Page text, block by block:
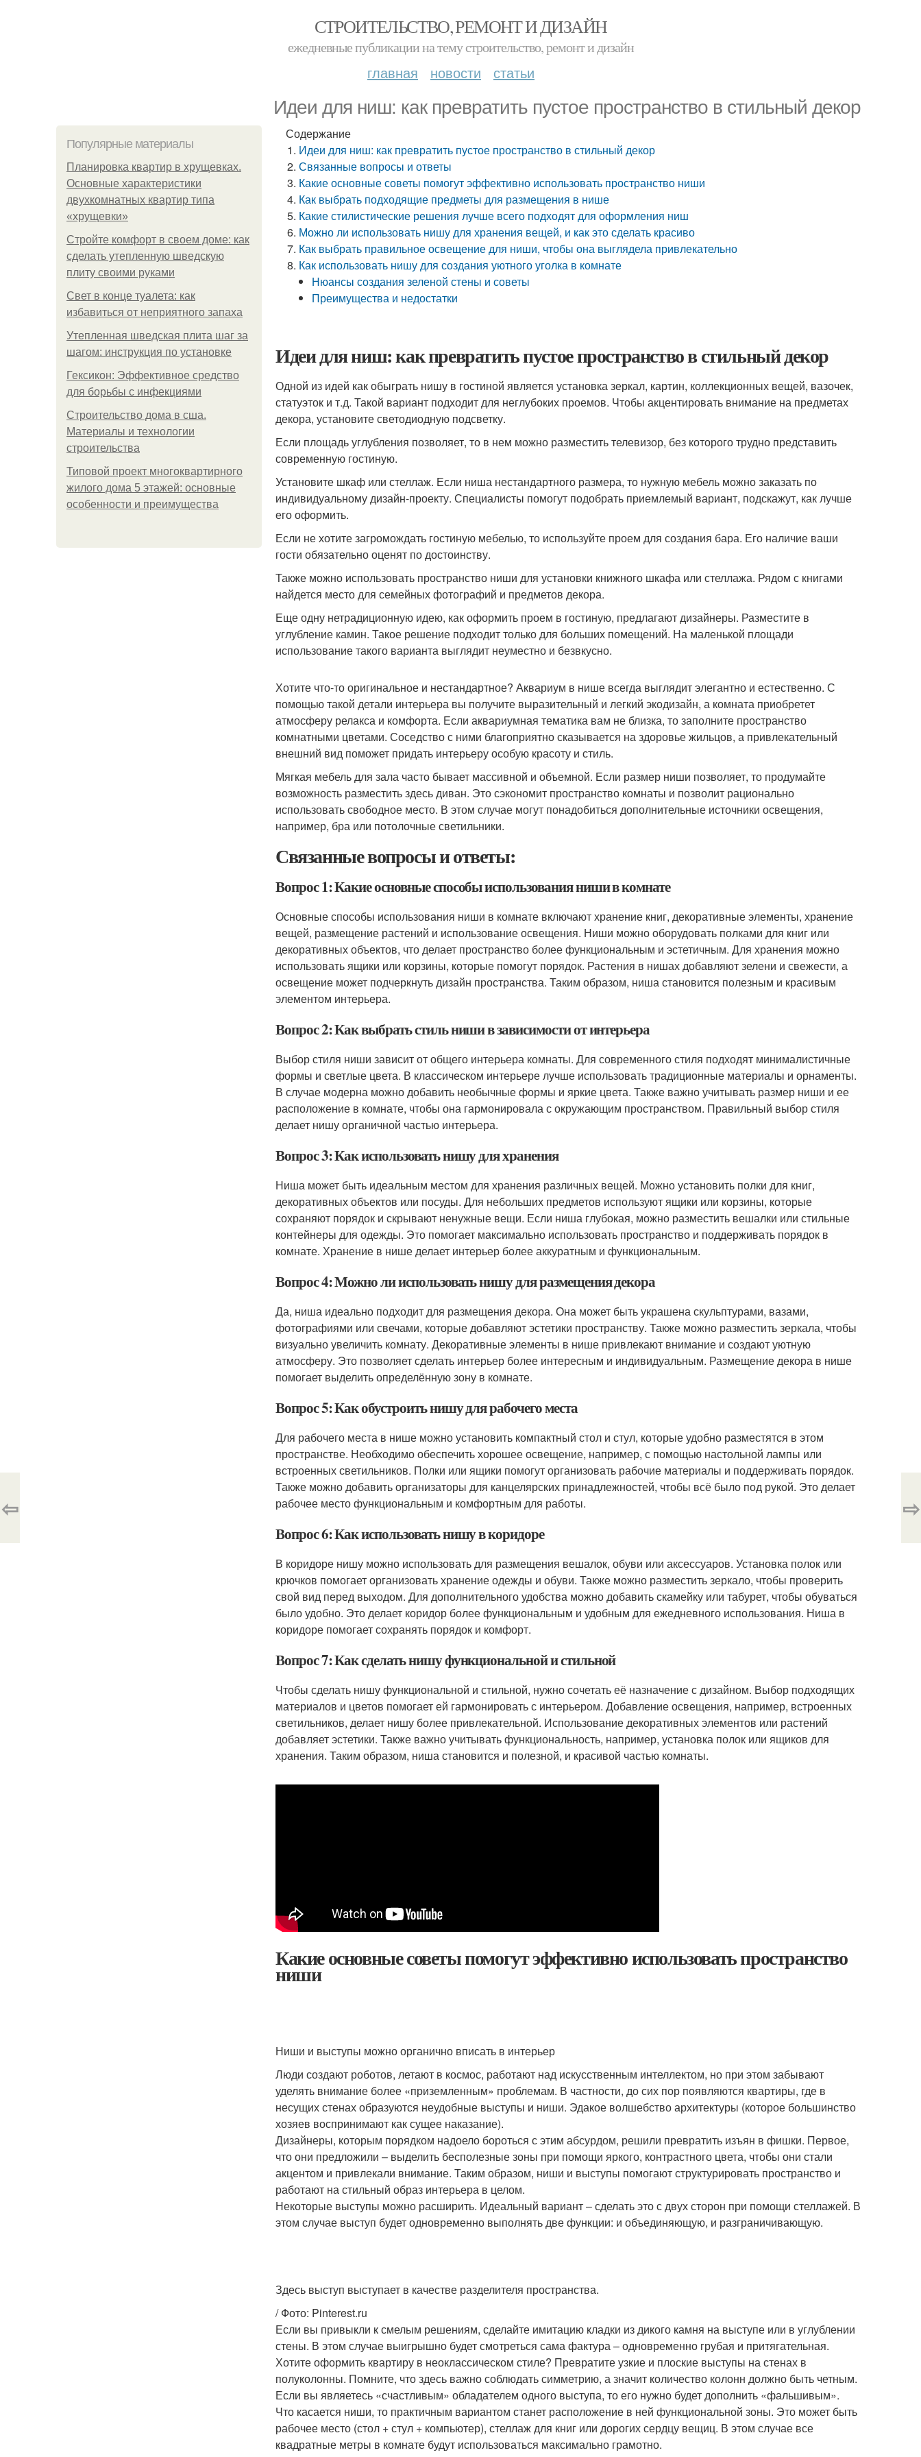
СТРОИТЕЛЬСТВО, РЕМОНТ И ДИЗАЙН
ежедневные публикации на тему строительство, ремонт и дизайн
главная новости статьи
Идеи для ниш: как превратить пустое пространство в стильный декор
Популярные материалы
Планировка квартир в хрущевках.
Основные характеристики
двухкомнатных квартир типа
«хрущевки»
Стройте комфорт в своем доме: как
сделать утепленную шведскую
плиту своими руками
Свет в конце туалета: как
избавиться от неприятного запаха
Утепленная шведская плита шаг за
шагом: инструкция по установке
Гексикон: Эффективное средство
для борьбы с инфекциями
Строительство дома в сша.
Материалы и технологии
строительства
Типовой проект многоквартирного
жилого дома 5 этажей: основные
особенности и преимущества
Содержание
Идеи для ниш: как превратить пустое пространство в стильный декор
Связанные вопросы и ответы
Какие основные советы помогут эффективно использовать пространство ниши
Как выбрать подходящие предметы для размещения в нише
Какие стилистические решения лучше всего подходят для оформления ниш
Можно ли использовать нишу для хранения вещей, и как это сделать красиво
Как выбрать правильное освещение для ниши, чтобы она выглядела привлекательно
Как использовать нишу для создания уютного уголка в комнате
Нюансы создания зеленой стены и советы
Преимущества и недостатки
Идеи для ниш: как превратить пустое пространство в стильный декор
Одной из идей как обыграть нишу в гостиной является установка зеркал, картин, коллекционных вещей, вазочек,
статуэток и т.д. Такой вариант подходит для неглубоких проемов. Чтобы акцентировать внимание на предметах
декора, установите светодиодную подсветку.
Если площадь углубления позволяет, то в нем можно разместить телевизор, без которого трудно представить
современную гостиную.
Установите шкаф или стеллаж. Если ниша нестандартного размера, то нужную мебель можно заказать по
индивидуальному дизайн-проекту. Специалисты помогут подобрать приемлемый вариант, подскажут, как лучше
его оформить.
Если не хотите загромождать гостиную мебелью, то используйте проем для создания бара. Его наличие ваши
гости обязательно оценят по достоинству.
Также можно использовать пространство ниши для установки книжного шкафа или стеллажа. Рядом с книгами
найдется место для семейных фотографий и предметов декора.
Еще одну нетрадиционную идею, как оформить проем в гостиную, предлагают дизайнеры. Разместите в
углубление камин. Такое решение подходит только для больших помещений. На маленькой площади
использование такого варианта выглядит неуместно и безвкусно.
Хотите что-то оригинальное и нестандартное? Аквариум в нише всегда выглядит элегантно и естественно. С
помощью такой детали интерьера вы получите выразительный и легкий экодизайн, а комната приобретет
атмосферу релакса и комфорта. Если аквариумная тематика вам не близка, то заполните пространство
комнатными цветами. Соседство с ними благоприятно сказывается на здоровье жильцов, а привлекательный
внешний вид поможет придать интерьеру особую красоту и стиль.
Мягкая мебель для зала часто бывает массивной и объемной. Если размер ниши позволяет, то продумайте
возможность разместить здесь диван. Это сэкономит пространство комнаты и позволит рационально
использовать свободное место. В этом случае могут понадобиться дополнительные источники освещения,
например, бра или потолочные светильники.
Связанные вопросы и ответы:
Вопрос 1: Какие основные способы использования ниши в комнате
Основные способы использования ниши в комнате включают хранение книг, декоративные элементы, хранение
вещей, размещение растений и использование освещения. Ниши можно оборудовать полками для книг или
декоративных объектов, что делает пространство более функциональным и эстетичным. Для хранения можно
использовать ящики или корзины, которые помогут порядок. Растения в нишах добавляют зелени и свежести, а
освещение может подчеркнуть дизайн пространства. Таким образом, ниша становится полезным и красивым
элементом интерьера.
Вопрос 2: Как выбрать стиль ниши в зависимости от интерьера
Выбор стиля ниши зависит от общего интерьера комнаты. Для современного стиля подходят минималистичные
формы и светлые цвета. В классическом интерьере лучше использовать традиционные материалы и орнаменты.
В случае модерна можно добавить необычные формы и яркие цвета. Также важно учитывать размер ниши и ее
расположение в комнате, чтобы она гармонировала с окружающим пространством. Правильный выбор стиля
делает нишу органичной частью интерьера.
Вопрос 3: Как использовать нишу для хранения
Ниша может быть идеальным местом для хранения различных вещей. Можно установить полки для книг,
декоративных объектов или посуды. Для небольших предметов используют ящики или корзины, которые
сохраняют порядок и скрывают ненужные вещи. Если ниша глубокая, можно разместить вешалки или стильные
контейнеры для одежды. Это помогает максимально использовать пространство и поддерживать порядок в
комнате. Хранение в нише делает интерьер более аккуратным и функциональным.
Вопрос 4: Можно ли использовать нишу для размещения декора
Да, ниша идеально подходит для размещения декора. Она может быть украшена скульптурами, вазами,
фотографиями или свечами, которые добавляют эстетики пространству. Также можно разместить зеркала, чтобы
визуально увеличить комнату. Декоративные элементы в нише привлекают внимание и создают уютную
атмосферу. Это позволяет сделать интерьер более интересным и индивидуальным. Размещение декора в нише
помогает выделить определённую зону в комнате.
Вопрос 5: Как обустроить нишу для рабочего места
Для рабочего места в нише можно установить компактный стол и стул, которые удобно разместятся в этом
пространстве. Необходимо обеспечить хорошее освещение, например, с помощью настольной лампы или
встроенных светильников. Полки или ящики помогут организовать рабочие материалы и поддерживать порядок.
Также можно добавить организаторы для канцелярских принадлежностей, чтобы всё было под рукой. Это делает
рабочее место функциональным и комфортным для работы.
Вопрос 6: Как использовать нишу в коридоре
В коридоре нишу можно использовать для размещения вешалок, обуви или аксессуаров. Установка полок или
крючков помогает организовать хранение одежды и обуви. Также можно разместить зеркало, чтобы проверить
свой вид перед выходом. Для дополнительного удобства можно добавить скамейку или табурет, чтобы обуваться
было удобно. Это делает коридор более функциональным и удобным для ежедневного использования. Ниша в
коридоре помогает сохранять порядок и комфорт.
Вопрос 7: Как сделать нишу функциональной и стильной
Чтобы сделать нишу функциональной и стильной, нужно сочетать её назначение с дизайном. Выбор подходящих
материалов и цветов помогает ей гармонировать с интерьером. Добавление освещения, например, встроенных
светильников, делает нишу более привлекательной. Использование декоративных элементов или растений
добавляет эстетики. Также важно учитывать функциональность, например, установка полок или ящиков для
хранения. Таким образом, ниша становится и полезной, и красивой частью комнаты.
Какие основные советы помогут эффективно использовать пространство
ниши
Ниши и выступы можно органично вписать в интерьер
Люди создают роботов, летают в космос, работают над искусственным интеллектом, но при этом забывают
уделять внимание более «приземленным» проблемам. В частности, до сих пор появляются квартиры, где в
несущих стенах образуются неудобные выступы и ниши. Эдакое волшебство архитектуры (которое большинство
хозяев воспринимают как сущее наказание).
Дизайнеры, которым порядком надоело бороться с этим абсурдом, решили превратить изъян в фишки. Первое,
что они предложили – выделить бесполезные зоны при помощи яркого, контрастного цвета, чтобы они стали
акцентом и привлекали внимание. Таким образом, ниши и выступы помогают структурировать пространство и
работают на стильный образ интерьера в целом.
Некоторые выступы можно расширить. Идеальный вариант – сделать это с двух сторон при помощи стеллажей. В
этом случае выступ будет одновременно выполнять две функции: и объединяющую, и разграничивающую.
Здесь выступ выступает в качестве разделителя пространства.
/ Фото: Pinterest.ru
Если вы привыкли к смелым решениям, сделайте имитацию кладки из дикого камня на выступе или в углублении
стены. В этом случае выигрышно будет смотреться сама фактура – одновременно грубая и притягательная.
Хотите оформить квартиру в неоклассическом стиле? Превратите узкие и плоские выступы на стенах в
полуколонны. Помните, что здесь важно соблюдать симметрию, а значит количество колонн должно быть четным.
Если вы являетесь «счастливым» обладателем одного выступа, то его нужно будет дополнить «фальшивым».
Что касается ниши, то практичным вариантом станет расположение в ней функциональной зоны. Это может быть
рабочее место (стол + стул + компьютер), стеллаж для книг или дорогих сердцу вещиц. В этом случае все
квадратные метры в комнате будут использоваться максимально грамотно.
⇦ ⇨